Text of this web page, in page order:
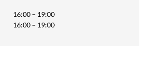
16:00 – 19:00
16:00 – 19:00